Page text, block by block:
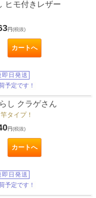
ヒモ付きレザー
円(税抜)
カートへ
即日発送
予定です！
し クラゲさん
タイプ！
円(税抜)
カートへ
即日発送
予定です！